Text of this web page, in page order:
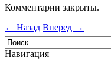
Комментарии закрыты.
← Назад Вперед →
Навигация